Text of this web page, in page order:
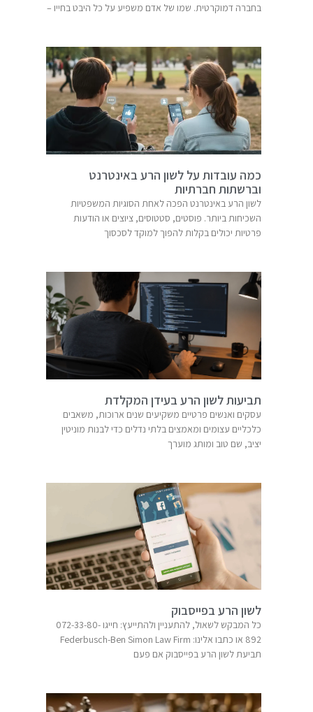
בחברה דמוקרטית. שמו של אדם משפיע על כל היבט בחייו –
כמה עובדות על לשון הרע באינטרנט
וברשתות חברתיות
לשון הרע באינטרנט הפכה לאחת הסוגיות המשפטיות
השכיחות ביותר. פוסטים, סטטוסים, ציוצים או הודעות
פרטיות יכולים בקלות להפוך למוקד לסכסוך
תביעות לשון הרע בעידן המקלדת
עסקים ואנשים פרטיים משקיעים שנים ארוכות, משאבים
כלכליים עצומים ומאמצים בלתי נדלים כדי לבנות מוניטין
יציב, שם טוב ומותג מוערך
לשון הרע בפייסבוק
כל המבקש לשאול, להתעניין ולהתייעץ: חייגו 072-33-80-
תביעת לשון הרע בפייסבוק אם פעם